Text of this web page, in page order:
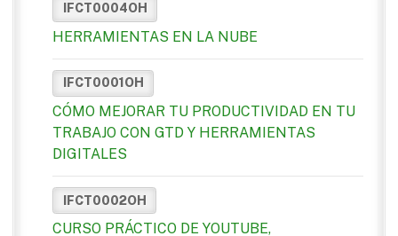
IFCT0004OH
HERRAMIENTAS EN LA NUBE
IFCT0001OH
CÓMO MEJORAR TU PRODUCTIVIDAD EN TU
TRABAJO CON GTD Y HERRAMIENTAS
DIGITALES
IFCT0002OH
CURSO PRÁCTICO DE YOUTUBE,